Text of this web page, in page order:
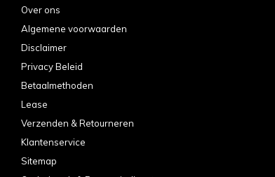
Over ons
Algemene voorwaarden
Disclaimer
Privacy Beleid
Betaalmethoden
Lease
Verzenden & Retourneren
Klantenservice
Sitemap